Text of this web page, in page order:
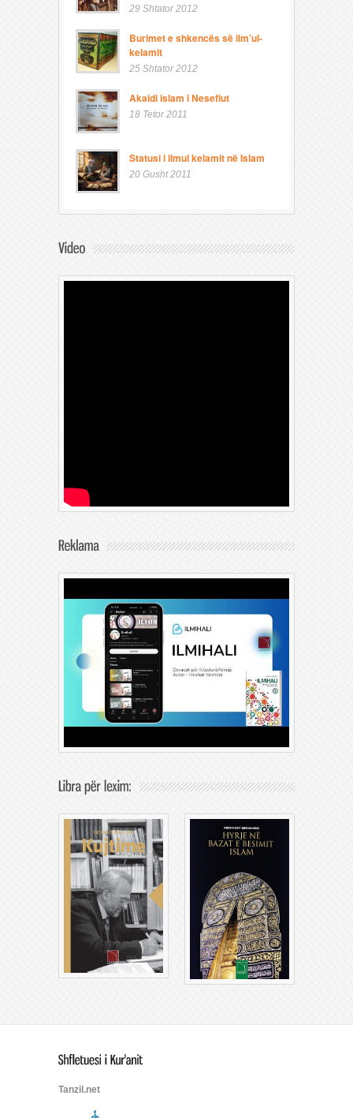
29 Shtator 2012
Burimet e shkencës së ilm’ul-
kelamit
25 Shtator 2012
Akaidi islam i Nesefiut
18 Tetor 2011
Statusi i ilmul kelamit në Islam
20 Gusht 2011
Tanzil.net